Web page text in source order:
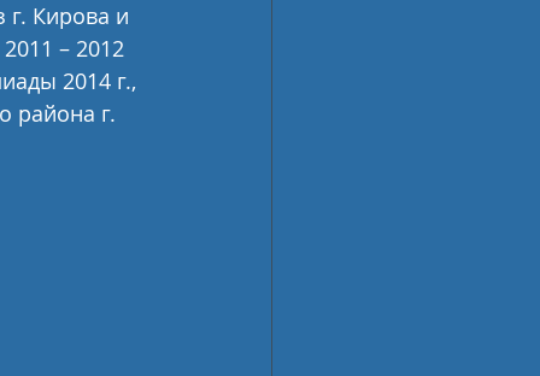
Кирова и
– 2012
2014 г.,
района г.